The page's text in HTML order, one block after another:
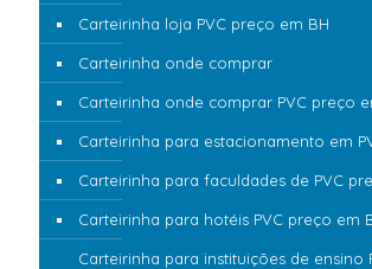
Carteirinha loja PVC preço em BH
Carteirinha onde comprar
Carteirinha onde comprar PVC preço
Carteirinha para estacionamento em
Carteirinha para faculdades de PVC
Carteirinha para hotéis PVC preço em
Carteirinha para instituições de ensino